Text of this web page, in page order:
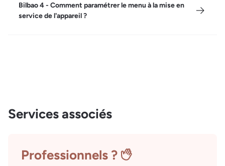
Bilbao 4 - Comment paramétrer le menu à la mise en
service de l'appareil ?
Services associés
Professionnels ?